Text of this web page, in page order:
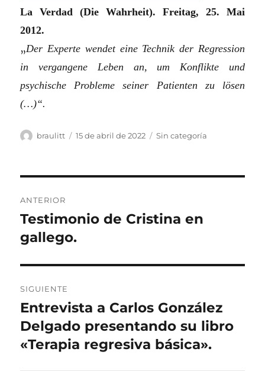
La Verdad (Die Wahrheit). Freitag, 25. Mai
2012.
„Der Experte wendet eine Technik der Regression
in vergangene Leben an, um Konflikte und
psychische Probleme seiner Patienten zu lösen
(…)“.
Autor
braulitt
Publicado
15 de abril de 2022 Categorías
Sin categoría
de
entradas
ANTERIOR
Entrada
anterior:
Testimonio de Cristina en
gallego.
SIGUIENTE
Entrada
siguiente:
Entrevista a Carlos González
Delgado presentando su libro
«Terapia regresiva básica».